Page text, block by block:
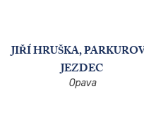
ROMAN ZIMMERMANN,